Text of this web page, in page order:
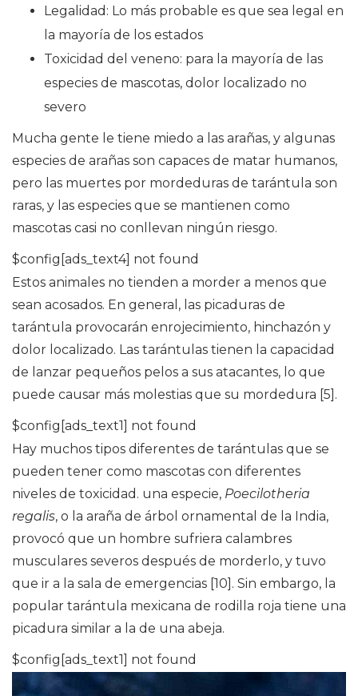
Legalidad: Lo más probable es que sea legal en
la mayoría de los estados
Toxicidad del veneno: para la mayoría de las
especies de mascotas, dolor localizado no
severo
Mucha gente le tiene miedo a las arañas, y algunas
especies de arañas son capaces de matar humanos,
pero las muertes por mordeduras de tarántula son
raras, y las especies que se mantienen como
mascotas casi no conllevan ningún riesgo.
$config[ads_text4] not found
Estos animales no tienden a morder a menos que
sean acosados. En general, las picaduras de
tarántula provocarán enrojecimiento, hinchazón y
dolor localizado. Las tarántulas tienen la capacidad
de lanzar pequeños pelos a sus atacantes, lo que
puede causar más molestias que su mordedura [5].
$config[ads_text1] not found
Hay muchos tipos diferentes de tarántulas que se
pueden tener como mascotas con diferentes
niveles de toxicidad. una especie, Poecilotheria
regalis, o la araña de árbol ornamental de la India,
provocó que un hombre sufriera calambres
musculares severos después de morderlo, y tuvo
que ir a la sala de emergencias [10]. Sin embargo, la
popular tarántula mexicana de rodilla roja tiene una
picadura similar a la de una abeja.
$config[ads_text1] not found